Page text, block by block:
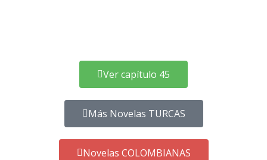
Ver capítulo 45
Más Novelas TURCAS
Novelas COLOMBIANAS